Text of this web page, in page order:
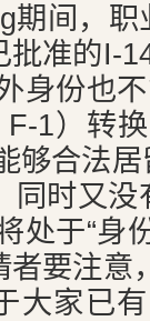
期间，
准的I-
身份也
1）转
够合法
同时又
处于“身
要注意
大家已